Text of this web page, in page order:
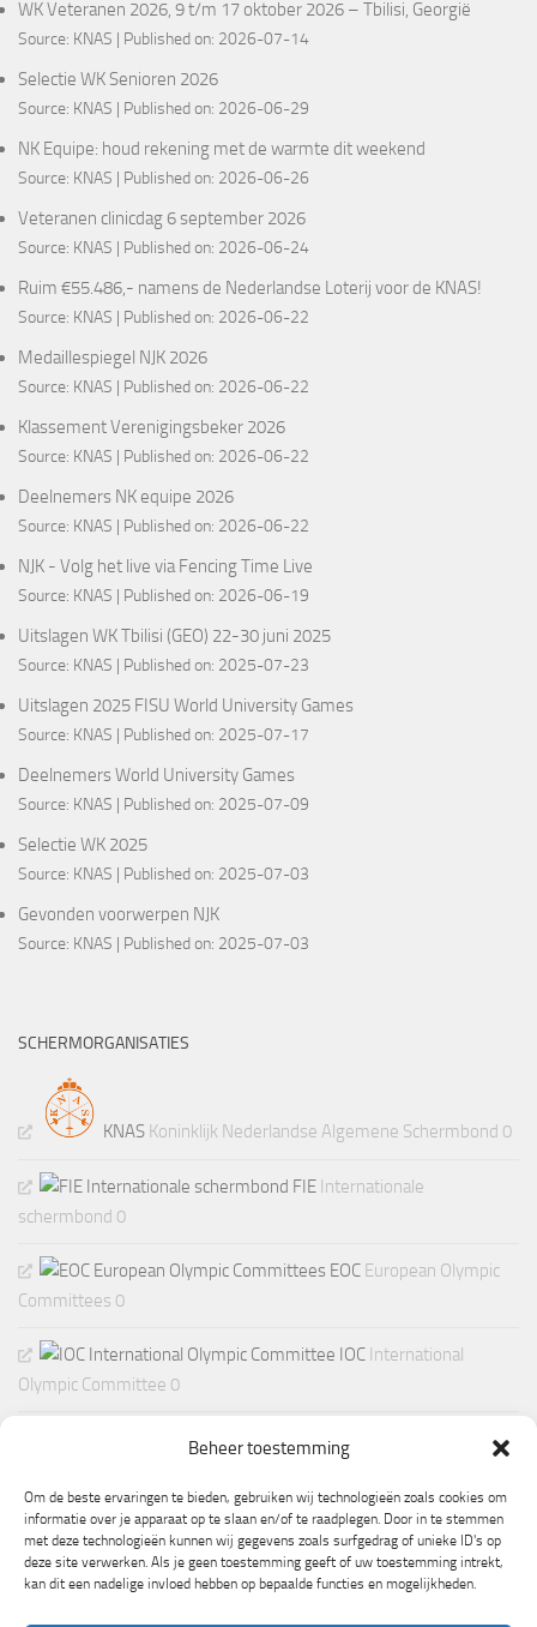
Beheer toestemming
Om de beste ervaringen te bieden, gebruiken wij technologieën zoals cookies om
informatie over je apparaat op te slaan en/of te raadplegen. Door in te stemmen
met deze technologieën kunnen wij gegevens zoals surfgedrag of unieke ID's op
deze site verwerken. Als je geen toestemming geeft of uw toestemming intrekt,
kan dit een nadelige invloed hebben op bepaalde functies en mogelijkheden.
WK Veteranen 2026, 9 t/m 17 oktober 2026 – Tbilisi, Georgië
Source: KNAS Published on: 2026-07-14
Selectie WK Senioren 2026
Source: KNAS Published on: 2026-06-29
NK Equipe: houd rekening met de warmte dit weekend
Source: KNAS Published on: 2026-06-26
Veteranen clinicdag 6 september 2026
Source: KNAS Published on: 2026-06-24
Ruim €55.486,- namens de Nederlandse Loterij voor de KNAS!
Source: KNAS Published on: 2026-06-22
Medaillespiegel NJK 2026
Source: KNAS Published on: 2026-06-22
Klassement Verenigingsbeker 2026
Source: KNAS Published on: 2026-06-22
Deelnemers NK equipe 2026
Source: KNAS Published on: 2026-06-22
NJK - Volg het live via Fencing Time Live
Source: KNAS Published on: 2026-06-19
Uitslagen WK Tbilisi (GEO) 22-30 juni 2025
Source: KNAS Published on: 2025-07-23
Uitslagen 2025 FISU World University Games
Source: KNAS Published on: 2025-07-17
Deelnemers World University Games
Source: KNAS Published on: 2025-07-09
Selectie WK 2025
Source: KNAS Published on: 2025-07-03
Gevonden voorwerpen NJK
Source: KNAS Published on: 2025-07-03
SCHERMORGANISATIES
KNAS Koninklijk Nederlandse Algemene Schermbond 0
FIE Internationale
schermbond 0
EOC European Olympic
Committees 0
IOC International
Olympic Committee 0